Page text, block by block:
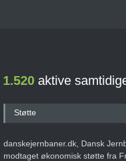
1.520 aktive
Støtte
danskejernbaner.dk, Dansk
modtaget økonomisk støtte fra